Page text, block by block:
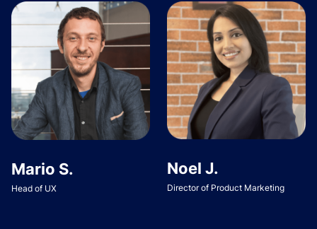
Mario S.
Head of UX
Noel J.
Director of Product Marketing